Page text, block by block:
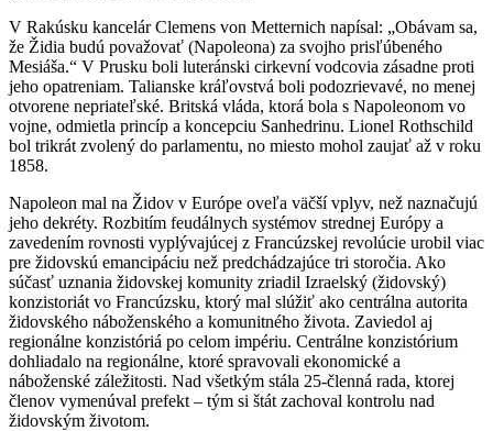
V Rakúsku kancelár Clemens von Metternich napísal: „Obávam sa,
že Židia budú považovať (Napoleona) za svojho prisľúbeného
Mesiáša.“ V Prusku boli luteránski cirkevní vodcovia zásadne proti
jeho opatreniam. Talianske kráľovstvá boli podozrievavé, no menej
otvorene nepriateľské. Britská vláda, ktorá bola s Napoleonom vo
vojne, odmietla princíp a koncepciu Sanhedrinu. Lionel Rothschild
bol trikrát zvolený do parlamentu, no miesto mohol zaujať až v roku
1858.
Napoleon mal na Židov v Európe oveľa väčší vplyv, než naznačujú
jeho dekréty. Rozbitím feudálnych systémov strednej Európy a
zavedením rovnosti vyplývajúcej z Francúzskej revolúcie urobil viac
pre židovskú emancipáciu než predchádzajúce tri storočia. Ako
súčasť uznania židovskej komunity zriadil Izraelský (židovský)
konzistoriát vo Francúzsku, ktorý mal slúžiť ako centrálna autorita
židovského náboženského a komunitného života. Zaviedol aj
regionálne konzistóriá po celom impériu. Centrálne konzistórium
dohliadalo na regionálne, ktoré spravovali ekonomické a
náboženské záležitosti. Nad všetkým stála 25-členná rada, ktorej
členov vymenúval prefekt – tým si štát zachoval kontrolu nad
židovským životom.